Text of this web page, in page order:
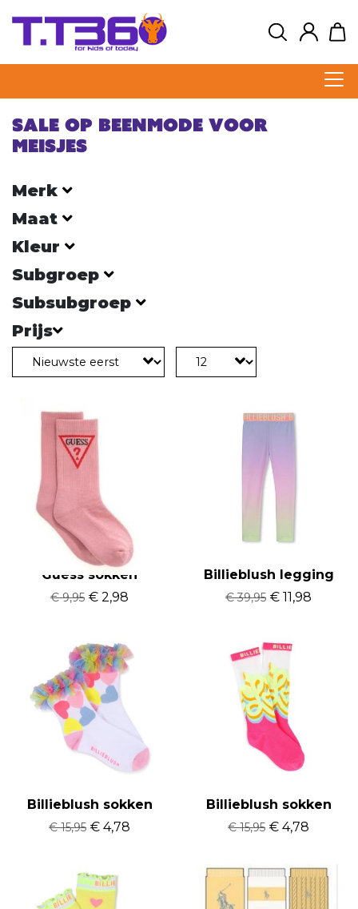
Sale op beenmode voor
meisjes
Merk
Maat
Kleur
Subgroep
Subsubgroep
Prijs
Guess sokken
€ 9,95 € 2,98
Billieblush legging
€ 39,95 € 11,98
Billieblush sokken
€ 15,95 € 4,78
Billieblush sokken
€ 15,95 € 4,78